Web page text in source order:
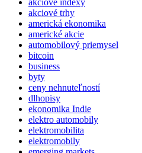
akciové indexy
akciové trhy
americká ekonomika
americké akcie
automobilový priemysel
bitcoin
business
byty
ceny nehnuteľností
dlhopisy
ekonomika Indie
elektro automobily
elektromobilita
elektromobily